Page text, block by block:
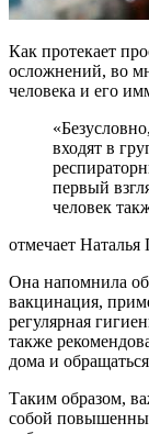
Как протекает
осложнений, во
человека и его
входят в
первый
человек
отмечает
Она напомнила
вакцинация,
регулярная
также
дома и
Таким образом,
собой